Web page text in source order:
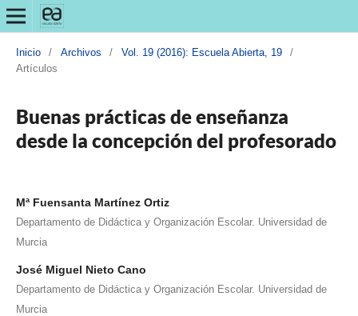
Inicio / Archivos / Vol. 19 (2016): Escuela Abierta, 19
/
Artículos
Buenas prácticas de enseñanza
desde la concepción del profesorado
Mª Fuensanta Martínez Ortiz
Departamento de Didáctica y Organización Escolar. Universidad de
Murcia
José Miguel Nieto Cano
Departamento de Didáctica y Organización Escolar. Universidad de
Murcia